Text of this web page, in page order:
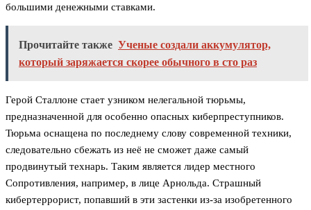
большими денежными ставками.
Прочитайте также Ученые создали аккумулятор,
который заряжается скорее обычного в сто раз
Герой Сталлоне стает узником нелегальной тюрьмы,
предназначенной для особенно опасных киберпреступников.
Тюрьма оснащена по последнему слову современной техники,
следовательно сбежать из неё не сможет даже самый
продвинутый технарь. Таким является лидер местного
Сопротивления, например, в лице Арнольда. Страшный
кибертеррорист, попавший в эти застенки из-за изобретенного